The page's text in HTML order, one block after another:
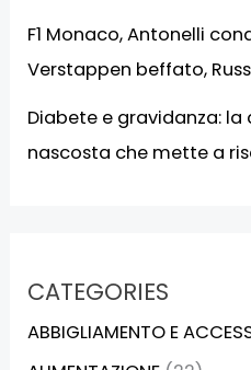
F1 Monaco, Antonelli
Verstappen beffato,
Diabete e gravidanza: la
nascosta che mette a
CATEGORIES
ABBIGLIAMENTO E